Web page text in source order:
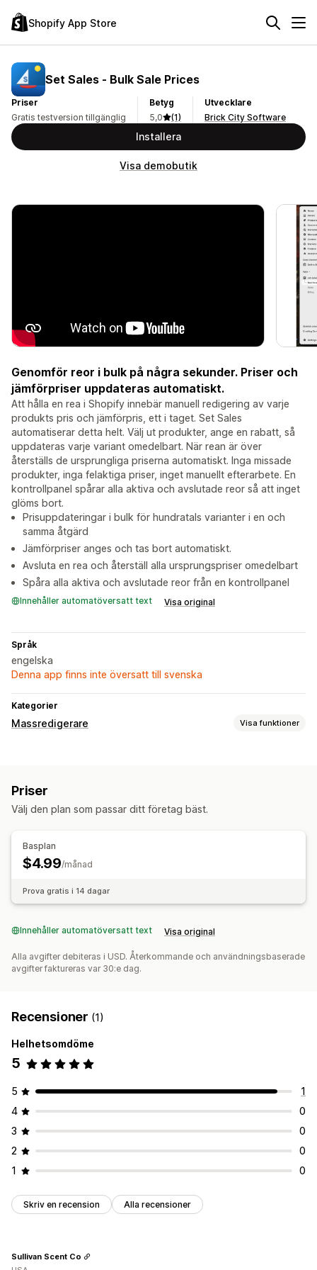
Shopify App Store
Set Sales ‑ Bulk Sale Prices
Priser
Gratis testversion tillgänglig
Betyg
5,0
(1)
Utvecklare
Brick City Software
Installera
Visa demobutik
Genomför reor i bulk på några sekunder. Priser och
jämförpriser uppdateras automatiskt.
Att hålla en rea i Shopify innebär manuell redigering av varje
produkts pris och jämförpris, ett i taget. Set Sales
automatiserar detta helt. Välj ut produkter, ange en rabatt, så
uppdateras varje variant omedelbart. När rean är över
återställs de ursprungliga priserna automatiskt. Inga missade
produkter, inga felaktiga priser, inget manuellt efterarbete. En
kontrollpanel spårar alla aktiva och avslutade reor så att inget
glöms bort.
Prisuppdateringar i bulk för hundratals varianter i en och
samma åtgärd
Jämförpriser anges och tas bort automatiskt.
Avsluta en rea och återställ alla ursprungspriser omedelbart
Spåra alla aktiva och avslutade reor från en kontrollpanel
Innehåller automatöversatt text Visa original
Språk
engelska
Denna app finns inte översatt till svenska
Kategorier
Massredigerare Visa funktioner
Priser
Välj den plan som passar ditt företag bäst.
Basplan
$4.99/månad
Prova gratis i 14 dagar
Innehåller automatöversatt text Visa original
Alla avgifter debiteras i USD. Återkommande och användningsbaserade
avgifter faktureras var 30:e dag.
Recensioner (1)
Helhetsomdöme
5
5
1
4
0
3
0
2
0
1
0
Skriv en recension Alla recensioner
Sullivan Scent Co